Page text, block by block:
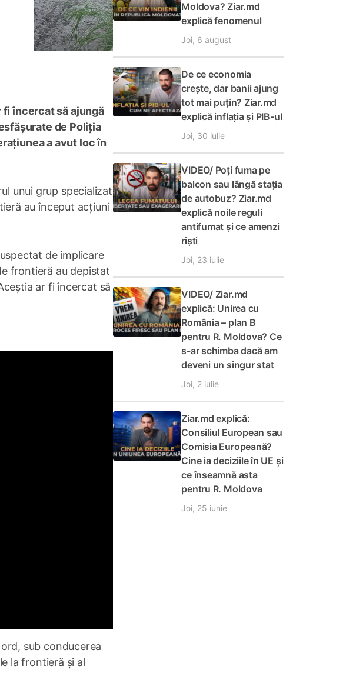
încercat să ajungă
de Poliția
a avut loc în
unui grup specializat
au început acțiuni
de implicare
frontieră au depistat
ar fi încercat să
sub conducerea
la frontieră și al
Moldova? Ziar.md
explică fenomenul
Joi, 6 august
De ce economia
crește, dar banii ajung
tot mai puțin? Ziar.md
explică inflația și PIB-ul
Joi, 30 iulie
VIDEO/ Poți fuma pe
balcon sau lângă stația
de autobuz? Ziar.md
explică noile reguli
antifumat și ce amenzi
riști
Joi, 23 iulie
VIDEO/ Ziar.md
explică: Unirea cu
România – plan B
pentru R. Moldova? Ce
s-ar schimba dacă am
deveni un singur stat
Joi, 2 iulie
Ziar.md explică:
Consiliul European sau
Comisia Europeană?
Cine ia deciziile în UE și
ce înseamnă asta
pentru R. Moldova
Joi, 25 iunie